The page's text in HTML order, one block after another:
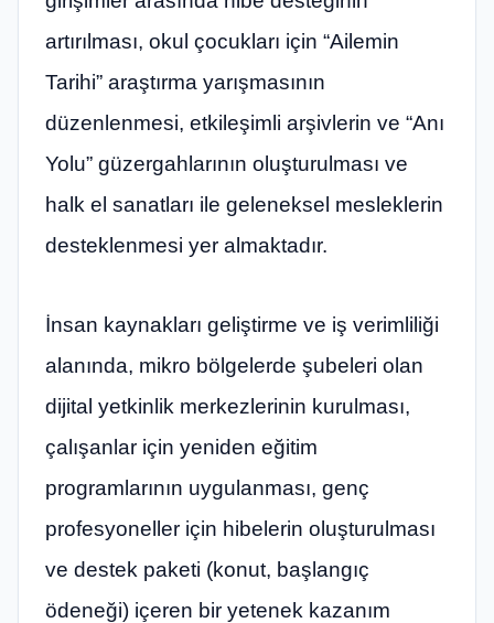
artırılması, okul çocukları için “Ailemin
Tarihi” araştırma yarışmasının
düzenlenmesi, etkileşimli arşivlerin ve “Anı
Yolu” güzergahlarının oluşturulması ve
halk el sanatları ile geleneksel mesleklerin
desteklenmesi yer almaktadır.
İnsan kaynakları geliştirme ve iş verimliliği
alanında, mikro bölgelerde şubeleri olan
dijital yetkinlik merkezlerinin kurulması,
çalışanlar için yeniden eğitim
programlarının uygulanması, genç
profesyoneller için hibelerin oluşturulması
ve destek paketi (konut, başlangıç ​​
ödeneği) içeren bir yetenek kazanım